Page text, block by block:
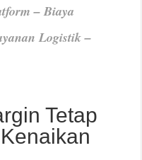
– Biaya
Logistik –
Tetap